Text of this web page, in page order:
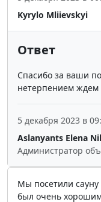
Kyrylo Mliievskyi
Ответ
Спасибо за ваши
нетерпением
Aslanyants Elena
Администратор
5 декабря 2023 в
Мы посетили
был очень